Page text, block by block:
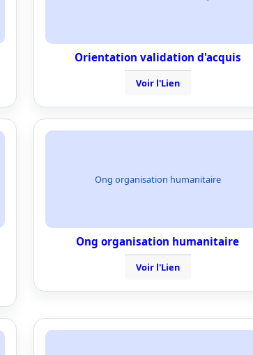
Orientation validation d'acquis
Voir l'Lien
Ong organisation humanitaire
Ong organisation humanitaire
Voir l'Lien